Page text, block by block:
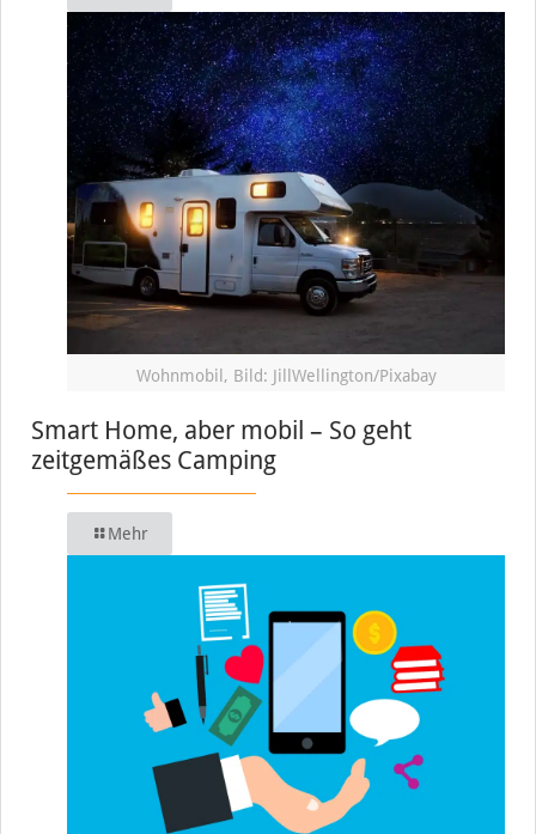
Wohnmobil, Bild: JillWellington/Pixabay
Smart Home, aber mobil – So geht
zeitgemäßes Camping
Mehr